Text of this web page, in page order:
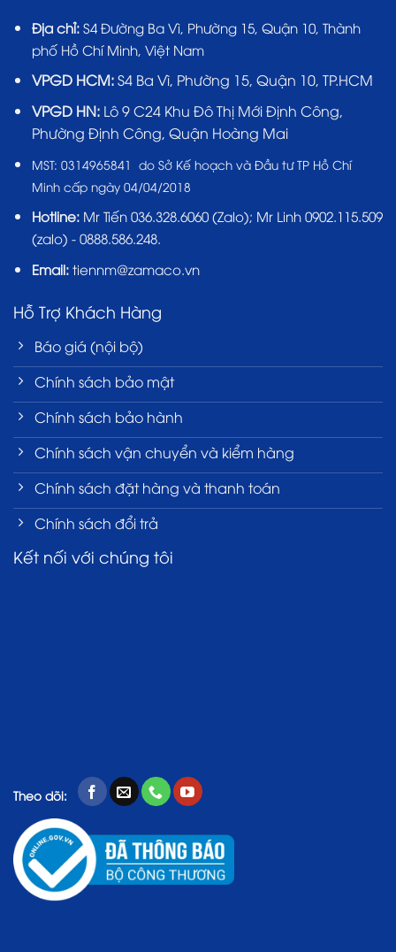
Địa chỉ: S4 Đường Ba Vì, Phường 15, Quận 10, Thành
phố Hồ Chí Minh, Việt Nam
VPGD HCM:S4 Ba Vì, Phường 15, Quận 10, TP.HCM
VPGD HN:Lô 9 C24 Khu Đô Thị Mới Định Công,
Phường Định Công, Quận Hoàng Mai
MST: 0314965841 do Sở Kế hoạch và Đầu tư TP Hồ Chí
Minh cấp ngày 04/04/2018
Hotline: Mr Tiến 036.328.6060(Zalo); Mr Linh 0902.115.509
(zalo) - 0888.586.248.
Email:tiennm@zamaco.vn
Hỗ Trợ Khách Hàng
Báo giá (nội bộ)
Chính sách bảo mật
Chính sách bảo hành
Chính sách vận chuyển và kiểm hàng
Chính sách đặt hàng và thanh toán
Chính sách đổi trả
Kết nối với chúng tôi
Theo dõi: